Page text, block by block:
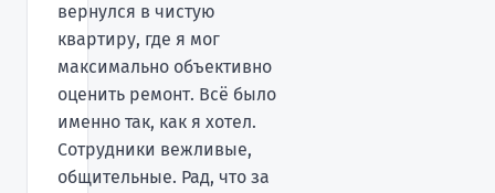
вернулся в чистую
квартиру, где я мог
максимально объективно
оценить ремонт. Всё было
именно так, как я хотел.
Сотрудники вежливые,
общительные. Рад, что за